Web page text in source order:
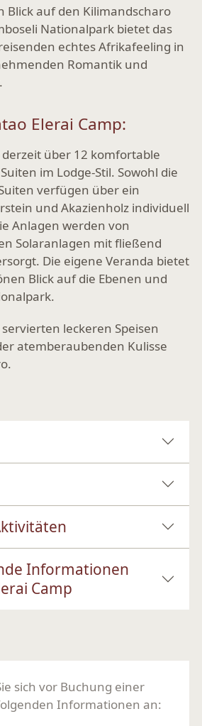
Blick auf den Kilimandscharo
Nationalpark bietet das
echtes Afrikafeeling in
Romantik und
Elerai Camp:
über 12 komfortable
im Lodge-Stil. Sowohl die
verfügen über ein
und Akazienholz individuell
Anlagen werden von
Solaranlagen mit fließend
Die eigene Veranda bietet
Blick auf die Ebenen und
leckeren Speisen
atemberaubenden Kulisse
Informationen
Camp
sich vor Buchung einer
Informationen an: